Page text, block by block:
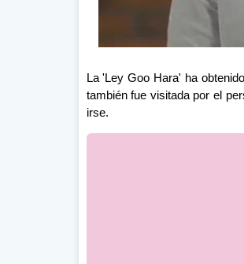
La 'Ley Goo Hara' ha
también fue visitada por el
irse.